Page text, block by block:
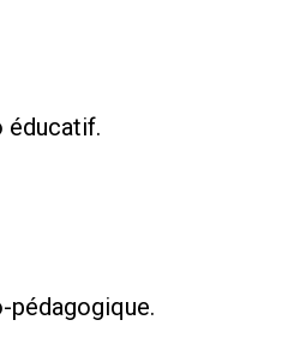
éducatif.